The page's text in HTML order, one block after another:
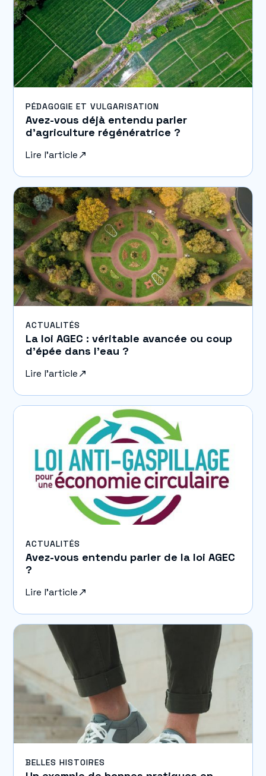
PÉDAGOGIE ET VULGARISATION
Avez-vous déjà entendu parler
d’agriculture régénératrice ?
Lire l'article
ACTUALITÉS
La loi AGEC : véritable avancée ou coup
d’épée dans l’eau ?
Lire l'article
ACTUALITÉS
Avez-vous entendu parler de la loi AGEC
?
Lire l'article
BELLES HISTOIRES